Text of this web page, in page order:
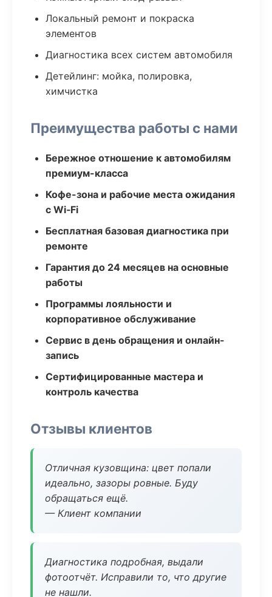
Локальный ремонт и покраска
элементов
Диагностика всех систем автомобиля
Детейлинг: мойка, полировка,
химчистка
Преимущества работы с нами
Бережное отношение к автомобилям
премиум-класса
Кофе-зона и рабочие места ожидания
с Wi‑Fi
Бесплатная базовая диагностика при
ремонте
Гарантия до 24 месяцев на основные
работы
Программы лояльности и
корпоративное обслуживание
Сервис в день обращения и онлайн-
запись
Сертифицированные мастера и
контроль качества
Отзывы клиентов
Отличная кузовщина: цвет попали
идеально, зазоры ровные. Буду
обращаться ещё.
— Клиент компании
Диагностика подробная, выдали
фотоотчёт. Исправили то, что другие
не нашли.